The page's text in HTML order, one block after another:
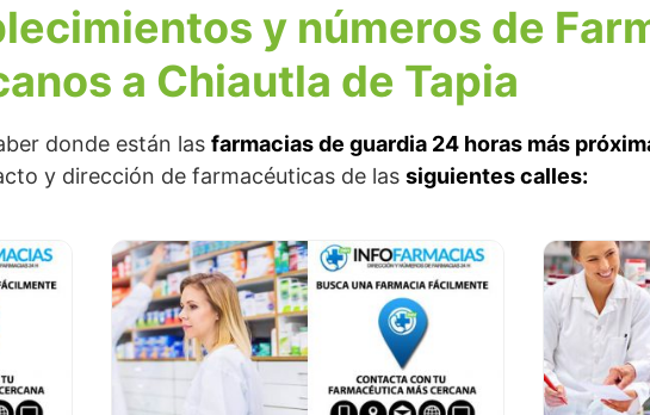
y números de
a Chiautla de Tapia
donde están las farmacias de guardia 24 horas más
y dirección de farmacéuticas de las siguientes calles: